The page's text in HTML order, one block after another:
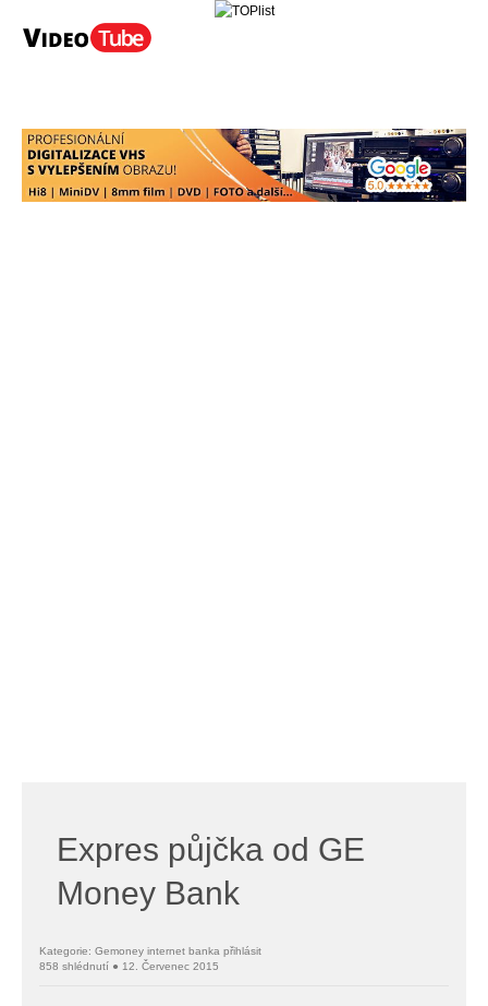
Expres půjčka od GE
Money Bank
Kategorie: Gemoney internet banka přihlásit
858 shlédnutí ● 12. Červenec 2015